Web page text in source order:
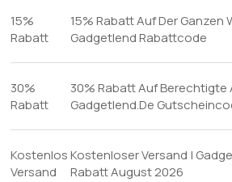
15%
Rabatt
15% Rabatt Auf Der Ganzen
Gadgetlend Rabattcode
30%
Rabatt
30% Rabatt Auf Berechtigte
Gadgetlend.De
Kostenlos
Versand
Kostenloser Versand |
Rabatt August 2026